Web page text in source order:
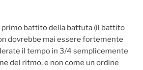
primo battito della battuta (il battito
dovrebbe mai essere fortemente
il tempo in 3/4 semplicemente
del ritmo, e non come un ordine